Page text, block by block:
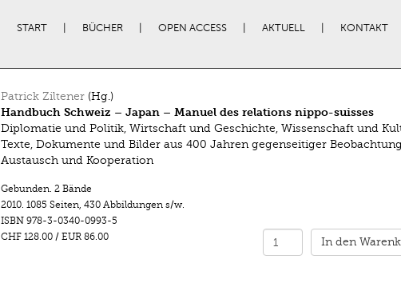
START BÜCHER OPEN ACCESS AKTUELL KONTAKT
Patrick Ziltener(Hg.)
Handbuch Schweiz – Japan – Manuel des relations nippo-suisses
Diplomatie und Politik, Wirtschaft und Geschichte, Wissenschaft und
Texte, Dokumente und Bilder aus 400 Jahren gegenseitiger
Austausch und Kooperation
Gebunden. 2 Bände
2010. 1085 Seiten, 430 Abbildungen s/w.
ISBN 978-3-0340-0993-5
CHF 128.00/ EUR 86.00 In den